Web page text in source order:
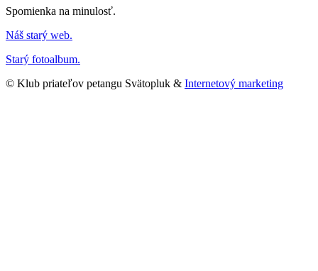
Spomienka na minulosť.
Náš starý web.
Starý fotoalbum.
© Klub priateľov petangu Svätopluk & Internetový marketing